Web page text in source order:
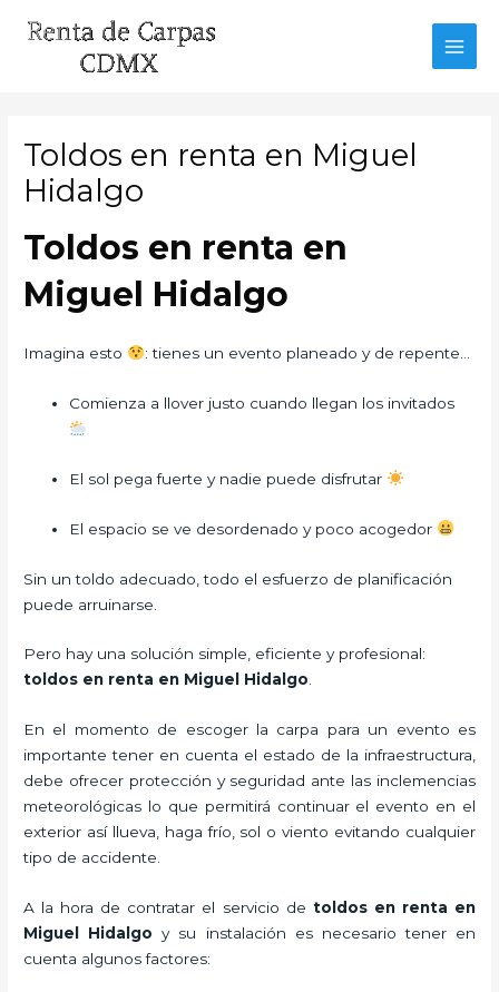
Toldos en renta en Miguel
Hidalgo
Toldos en renta en
Miguel Hidalgo
Imagina esto : tienes un evento planeado y de repente…
Comienza a llover justo cuando llegan los invitados
El sol pega fuerte y nadie puede disfrutar
El espacio se ve desordenado y poco acogedor
Sin un toldo adecuado, todo el esfuerzo de planificación
puede arruinarse.
Pero hay una solución simple, eficiente y profesional:
toldos en renta en Miguel Hidalgo.
En el momento de escoger la carpa para un evento es
importante tener en cuenta el estado de la infraestructura,
debe ofrecer protección y seguridad ante las inclemencias
meteorológicas lo que permitirá continuar el evento en el
exterior así llueva, haga frío, sol o viento evitando cualquier
tipo de accidente.
A la hora de contratar el servicio de toldos en renta en
Miguel Hidalgo y su instalación es necesario tener en
cuenta algunos factores: